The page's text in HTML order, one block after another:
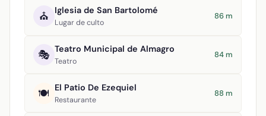
⛪ Iglesia de San Bartolomé
Lugar de culto
86 m
🎭 Teatro Municipal de Almagro
Teatro
84 m
🍽️ El Patio De Ezequiel
Restaurante
88 m